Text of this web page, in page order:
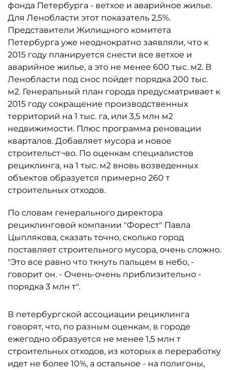
фонда Петербурга - ветхое и аварийное жилье.
Для Ленобласти этот показатель 2,5%.
Представители Жилищного комитета
Петербурга уже неоднократно заявляли, что к
2015 году планируется снести все ветхое и
аварийное жилье, а это не менее 600 тыс. м2. В
Ленобласти под снос пойдет порядка 200 тыс.
м2. Генеральный план города предусматривает к
2015 году сокращение производственных
территорий на 1 тыс. га, или 3,5 млн м2
недвижимости. Плюс программа реновации
кварталов. Добавляет мусора и новое
строительст¬во. По оценкам специалистов
рециклинга, на 1 тыс. м2 вновь возведенных
объектов образуется примерно 260 т
строительных отходов.
По словам генерального директора
рециклинговой компании "Форест" Павла
Цыплякова, сказать точно, сколько город
поставляет строительного мусора, очень сложно.
"Это все равно что ткнуть пальцем в небо, -
говорит он. - Очень-очень приблизительно -
порядка 3 млн т".
В петербургской ассоциации рециклинга
говорят, что, по разным оценкам, в городе
ежегодно образуется не менее 1,5 млн т
строительных отходов, из которых в переработку
идет не более 10%, а остальное - на полигоны,